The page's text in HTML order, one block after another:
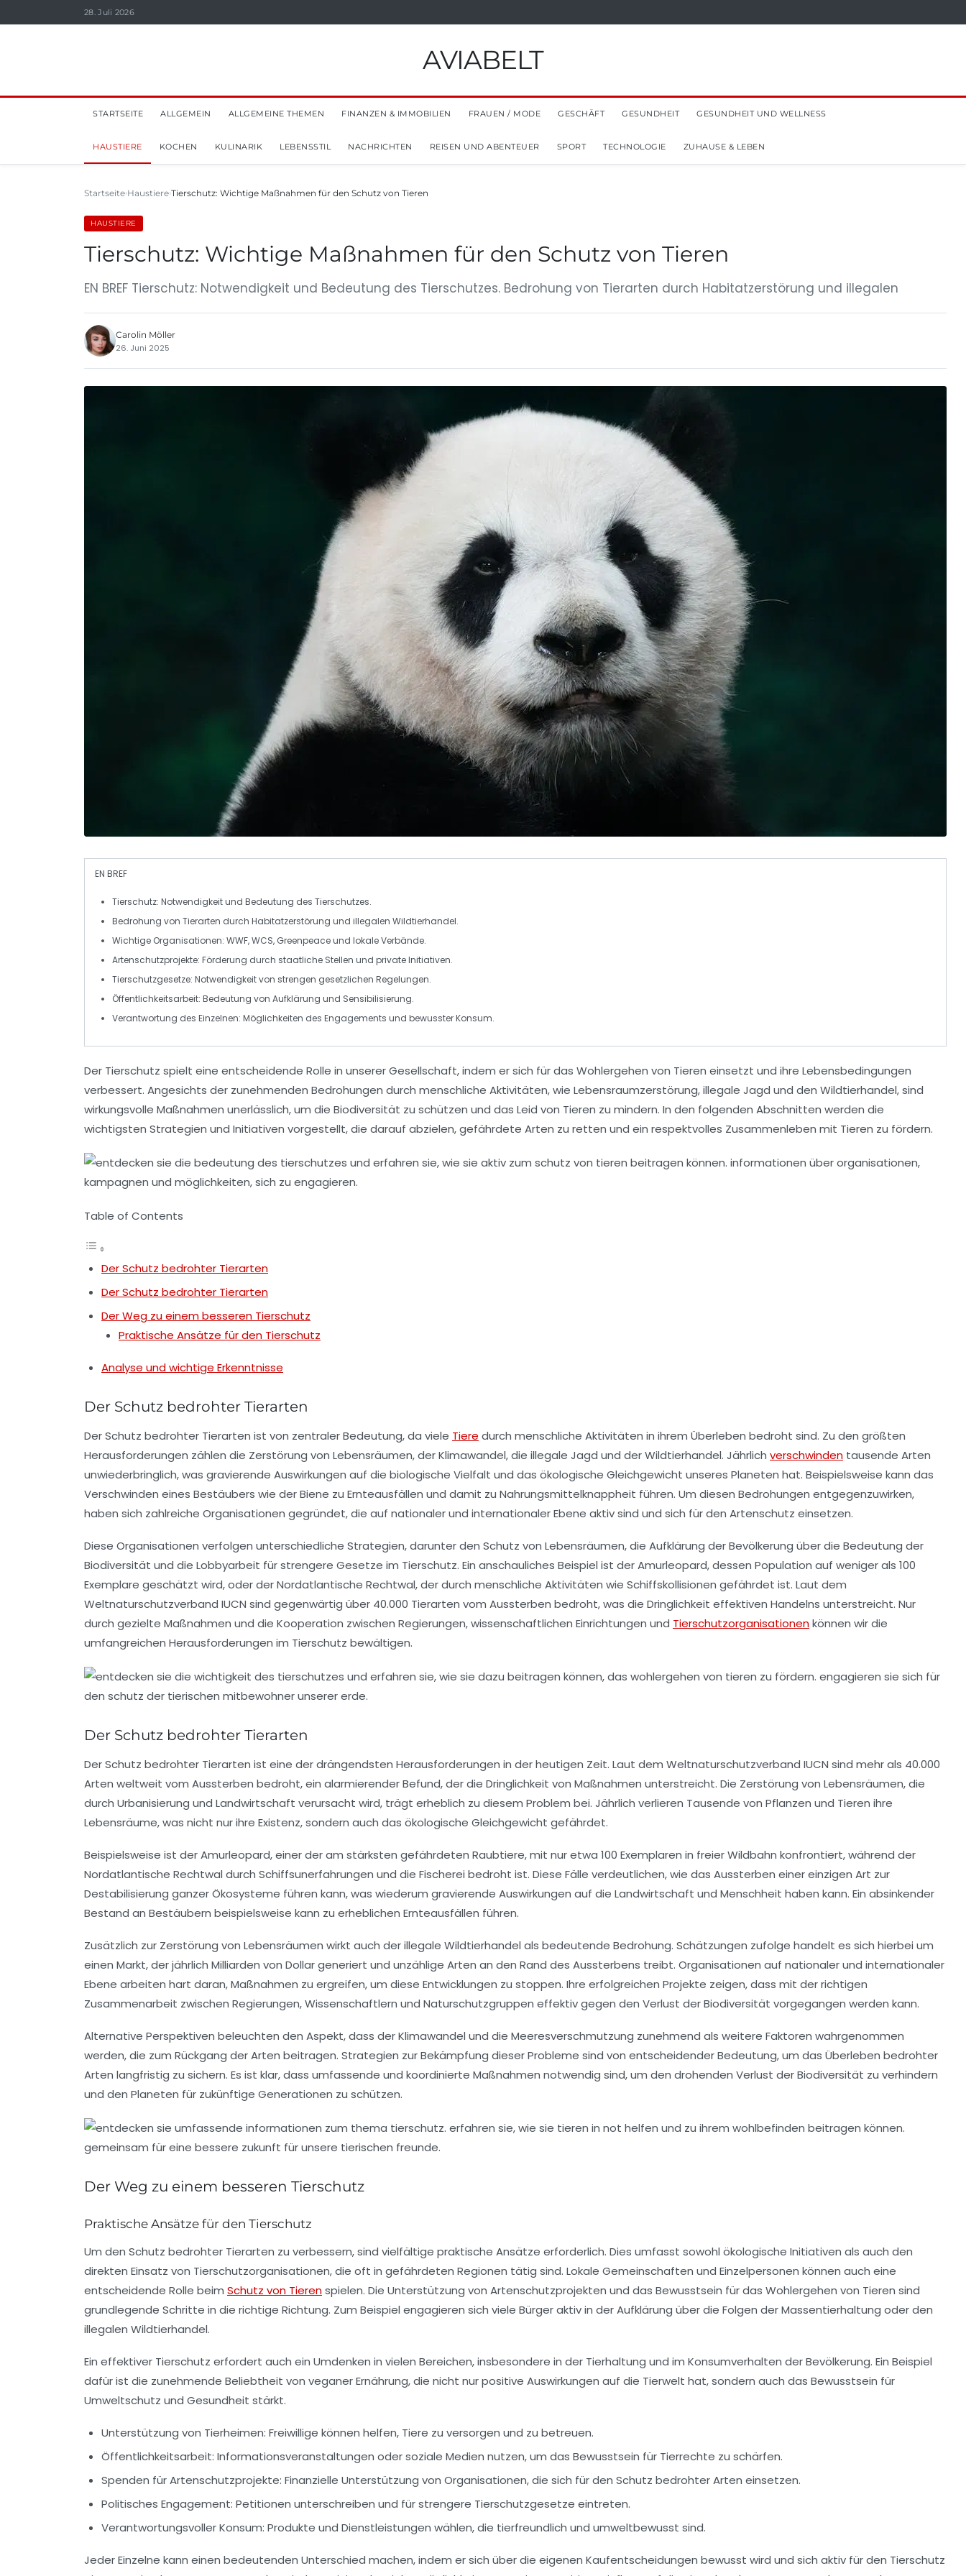
28. Juli 2026
AVIABELT
STARTSEITE ALLGEMEIN ALLGEMEINE THEMEN FINANZEN & IMMOBILIEN FRAUEN / MODE GESCHÄFT GESUNDHEIT GESUNDHEIT UND WELLNESS
HAUSTIERE KOCHEN KULINARIK LEBENSSTIL NACHRICHTEN REISEN UND ABENTEUER SPORT TECHNOLOGIE ZUHAUSE & LEBEN
Startseite Haustiere Tierschutz: Wichtige Maßnahmen für den Schutz von Tieren
HAUSTIERE
Tierschutz: Wichtige Maßnahmen für den Schutz von Tieren
EN BREF Tierschutz: Notwendigkeit und Bedeutung des Tierschutzes. Bedrohung von Tierarten durch Habitatzerstörung und illegalen
Carolin Möller
26. Juni 2025
EN BREF
Tierschutz: Notwendigkeit und Bedeutung des Tierschutzes.
Bedrohung von Tierarten durch Habitatzerstörung und illegalen Wildtierhandel.
Wichtige Organisationen: WWF, WCS, Greenpeace und lokale Verbände.
Artenschutzprojekte: Förderung durch staatliche Stellen und private Initiativen.
Tierschutzgesetze: Notwendigkeit von strengen gesetzlichen Regelungen.
Öffentlichkeitsarbeit: Bedeutung von Aufklärung und Sensibilisierung.
Verantwortung des Einzelnen: Möglichkeiten des Engagements und bewusster Konsum.
Der Tierschutz spielt eine entscheidende Rolle in unserer Gesellschaft, indem er sich für das Wohlergehen von Tieren einsetzt und ihre Lebensbedingungen
verbessert. Angesichts der zunehmenden Bedrohungen durch menschliche Aktivitäten, wie Lebensraumzerstörung,illegale Jagd und den Wildtierhandel, sind
wirkungsvolle Maßnahmen unerlässlich, um die Biodiversität zu schützen und das Leid von Tieren zu mindern. In den folgenden Abschnitten werden die
wichtigsten Strategien und Initiativen vorgestellt, die darauf abzielen, gefährdete Arten zu retten und ein respektvolles Zusammenleben mit Tieren zu fördern.
Table of Contents
Der Schutz bedrohter Tierarten
Der Schutz bedrohter Tierarten
Der Weg zu einem besseren Tierschutz
Praktische Ansätze für den Tierschutz
Analyse und wichtige Erkenntnisse
Der Schutz bedrohter Tierarten
DerSchutz bedrohter Tierarten ist von zentraler Bedeutung, da viele Tiere durch menschliche Aktivitäten in ihrem Überleben bedroht sind. Zu den größten
Herausforderungen zählen die Zerstörung von Lebensräumen, derKlimawandel, die illegale Jagd und derWildtierhandel. Jährlich verschwinden tausende Arten
unwiederbringlich, was gravierende Auswirkungen auf die biologische Vielfalt und das ökologische Gleichgewicht unseres Planeten hat. Beispielsweise kann das
Verschwinden eines Bestäubers wie derBiene zu Ernteausfällen und damit zu Nahrungsmittelknappheit führen. Um diesen Bedrohungen entgegenzuwirken,
haben sich zahlreiche Organisationen gegründet, die auf nationaler und internationaler Ebene aktiv sind und sich für den Artenschutz einsetzen.
Diese Organisationen verfolgen unterschiedliche Strategien, darunter den Schutz von Lebensräumen, die Aufklärung der Bevölkerung über die Bedeutung der
Biodiversität und die Lobbyarbeit für strengere Gesetze im Tierschutz. Ein anschauliches Beispiel ist derAmurleopard, dessen Population auf weniger als 100
Exemplare geschätzt wird, oder derNordatlantische Rechtwal, der durch menschliche Aktivitäten wie Schiffskollisionen gefährdet ist. Laut dem
Weltnaturschutzverband IUCN sind gegenwärtig über 40.000 Tierarten vom Aussterben bedroht, was die Dringlichkeit effektiven Handelns unterstreicht. Nur
durch gezielte Maßnahmen und die Kooperation zwischen Regierungen, wissenschaftlichen Einrichtungen und Tierschutzorganisationenkönnen wir die
umfangreichen Herausforderungen im Tierschutz bewältigen.
Der Schutz bedrohter Tierarten
Der Schutz bedrohter Tierarten ist eine der drängendsten Herausforderungen in der heutigen Zeit. Laut dem Weltnaturschutzverband IUCN sind mehr als 40.000
Arten weltweit vom Aussterben bedroht, ein alarmierender Befund, der die Dringlichkeit von Maßnahmen unterstreicht. Die Zerstörung von Lebensräumen, die
durch Urbanisierung und Landwirtschaft verursacht wird, trägt erheblich zu diesem Problem bei. Jährlich verlieren Tausende von Pflanzen und Tieren ihre
Lebensräume, was nicht nur ihre Existenz, sondern auch das ökologische Gleichgewicht gefährdet.
Beispielsweise ist derAmurleopard, einer der am stärksten gefährdeten Raubtiere, mit nur etwa 100 Exemplaren in freier Wildbahn konfrontiert, während der
Nordatlantische Rechtwal durch Schiffsunerfahrungen und die Fischerei bedroht ist. Diese Fälle verdeutlichen, wie das Aussterben einer einzigen Art zur
Destabilisierung ganzerÖkosysteme führen kann, was wiederum gravierende Auswirkungen auf die Landwirtschaft und Menschheit haben kann. Ein absinkender
Bestand an Bestäubern beispielsweise kann zu erheblichen Ernteausfällen führen.
Zusätzlich zur Zerstörung von Lebensräumen wirkt auch der illegale Wildtierhandel als bedeutende Bedrohung. Schätzungen zufolge handelt es sich hierbei um
einen Markt, der jährlich Milliarden von Dollar generiert und unzählige Arten an den Rand des Aussterbens treibt. Organisationen auf nationaler und internationaler
Ebene arbeiten hart daran, Maßnahmen zu ergreifen, um diese Entwicklungen zu stoppen. Ihre erfolgreichen Projekte zeigen, dass mit der richtigen
Zusammenarbeit zwischen Regierungen, Wissenschaftlern und Naturschutzgruppen effektiv gegen den Verlust der Biodiversität vorgegangen werden kann.
Alternative Perspektiven beleuchten den Aspekt, dass derKlimawandel und die Meeresverschmutzung zunehmend als weitere Faktoren wahrgenommen
werden, die zum Rückgang der Arten beitragen. Strategien zur Bekämpfung dieser Probleme sind von entscheidender Bedeutung, um das Überleben bedrohter
Arten langfristig zu sichern. Es ist klar, dass umfassende und koordinierte Maßnahmen notwendig sind, um den drohenden Verlust derBiodiversität zu verhindern
und den Planeten für zukünftige Generationen zu schützen.
Der Weg zu einem besseren Tierschutz
Praktische Ansätze für den Tierschutz
Um den Schutz bedrohter Tierarten zu verbessern, sind vielfältige praktische Ansätze erforderlich. Dies umfasst sowohl ökologische Initiativen als auch den
direkten Einsatz von Tierschutzorganisationen, die oft in gefährdeten Regionen tätig sind. Lokale Gemeinschaften und Einzelpersonen können auch eine
entscheidende Rolle beim Schutz von Tierenspielen. Die Unterstützung von Artenschutzprojekten und das Bewusstsein für das Wohlergehen von Tieren sind
grundlegende Schritte in die richtige Richtung. Zum Beispiel engagieren sich viele Bürger aktiv in der Aufklärung über die Folgen der Massentierhaltung oder den
illegalen Wildtierhandel.
Ein effektiver Tierschutz erfordert auch ein Umdenken in vielen Bereichen, insbesondere in der Tierhaltung und im Konsumverhalten der Bevölkerung. Ein Beispiel
dafür ist die zunehmende Beliebtheit von veganer Ernährung, die nicht nur positive Auswirkungen auf die Tierwelt hat, sondern auch das Bewusstsein für
Umweltschutz und Gesundheit stärkt.
Unterstützung von Tierheimen: Freiwillige können helfen, Tiere zu versorgen und zu betreuen.
Öffentlichkeitsarbeit: Informationsveranstaltungen oder soziale Medien nutzen, um das Bewusstsein für Tierrechte zu schärfen.
Spenden fürArtenschutzprojekte: Finanzielle Unterstützung von Organisationen, die sich für den Schutz bedrohter Arten einsetzen.
Politisches Engagement: Petitionen unterschreiben und für strengere Tierschutzgesetze eintreten.
Verantwortungsvoller Konsum: Produkte und Dienstleistungen wählen, die tierfreundlich und umweltbewusst sind.
Jeder Einzelne kann einen bedeutenden Unterschied machen, indem er sich über die eigenen Kaufentscheidungen bewusst wird und sich aktiv für den Tierschutz